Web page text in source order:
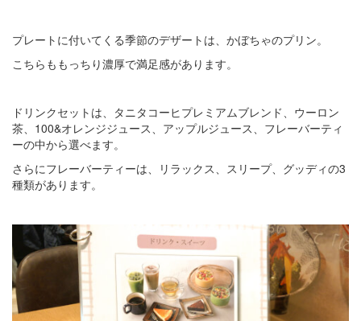
プレートに付いてくる季節のデザートは、かぼちゃのプリン。
こちらももっちり濃厚で満足感があります。
ドリンクセットは、タニタコーヒプレミアムブレンド、ウーロン
茶、100&オレンジジュース、アップルジュース、フレーバーティ
ーの中から選べます。
さらにフレーバーティーは、リラックス、スリープ、グッディの3
種類があります。